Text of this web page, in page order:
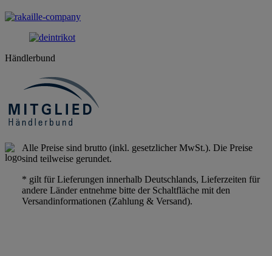
Händlerbund
Alle Preise sind brutto (inkl. gesetzlicher MwSt.). Die Preise
sind teilweise gerundet.
* gilt für Lieferungen innerhalb Deutschlands, Lieferzeiten für
andere Länder entnehme bitte der Schaltfläche mit den
Versandinformationen (Zahlung & Versand).